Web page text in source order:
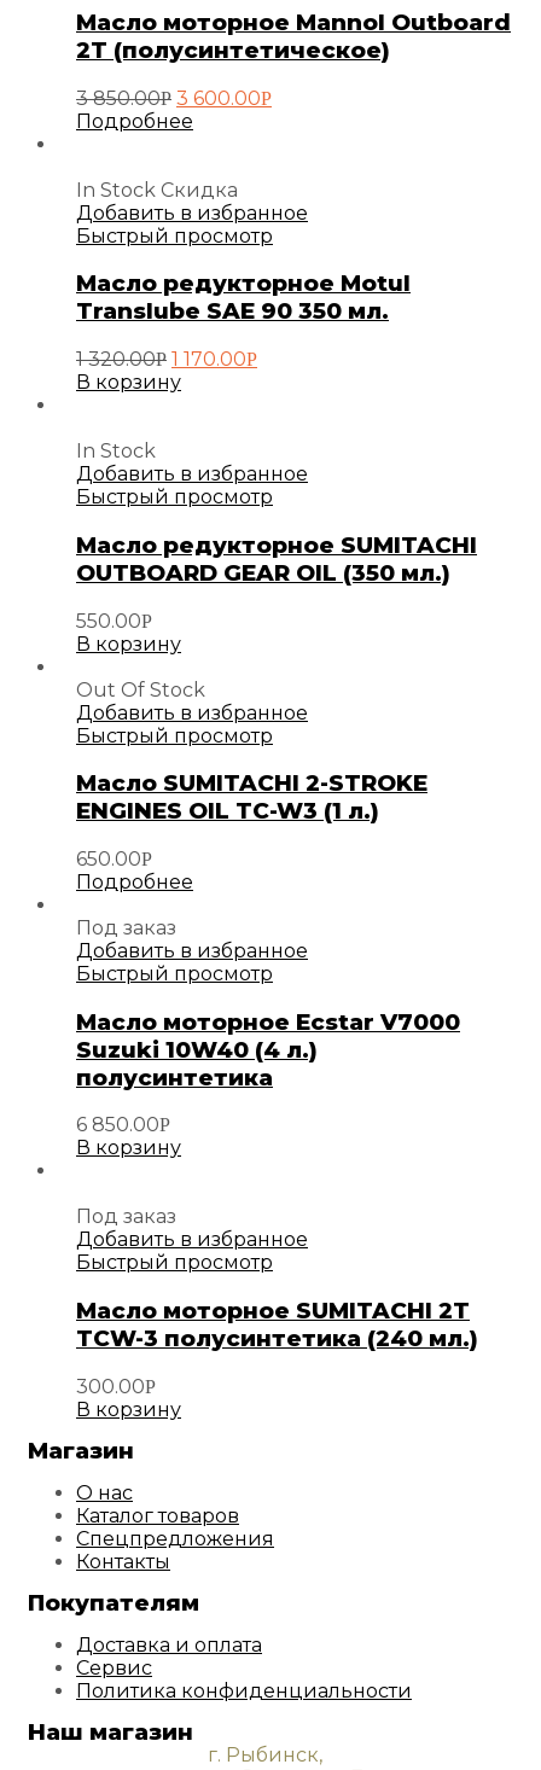
Масло моторное Mannol Outboard
2T (полусинтетическое)
3 850.00Р Первоначальная
цена
850.00руб..
3 600.00РТекущая
Подробнее
In Stock Скидка
Добавить в избранное
Быстрый просмотр
Масло редукторное Motul
Translube SAE 90 350 мл.
1 320.00Р Первоначальная
цена
1 170.00РТекущая
В корзину
In Stock
Добавить в избранное
Быстрый просмотр
Масло редукторное SUMITACHI
OUTBOARD GEAR OIL (350 мл.)
550.00Р
В корзину
Out Of Stock
Добавить в избранное
Быстрый просмотр
Масло SUMITACHI 2-STROKE
ENGINES OIL TC-W3 (1 л.)
650.00Р
Подробнее
Под заказ
Добавить в избранное
Быстрый просмотр
Масло моторное Ecstar V7000
Suzuki 10W40 (4 л.)
полусинтетика
6 850.00Р
В корзину
Под заказ
Добавить в избранное
Быстрый просмотр
Масло моторное SUMITAСHI 2T
TCW-3 полусинтетика (240 мл.)
300.00Р
В корзину
Магазин
О нас
Каталог товаров
Спецпредложения
Контакты
Покупателям
Доставка и оплата
Сервис
Политика конфиденциальности
Наш магазин
г. Рыбинск,